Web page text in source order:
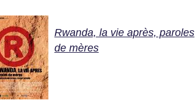
Rwanda, la vie après, paroles
de mères